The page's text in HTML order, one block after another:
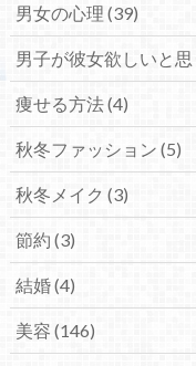
男女の心理 (39)
男子が彼女欲しいと
痩せる方法 (4)
秋冬ファッション (5)
秋冬メイク (3)
節約 (3)
結婚 (4)
美容 (146)